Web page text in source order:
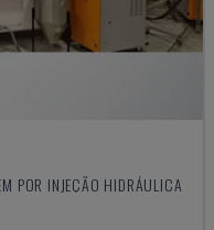
POR INJEÇÃO HIDRÁULICA